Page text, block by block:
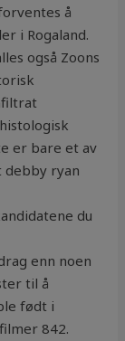
å
i Rogaland.
også Zoons
er bare et av
ryan
du
enn noen
til å
født i
842.